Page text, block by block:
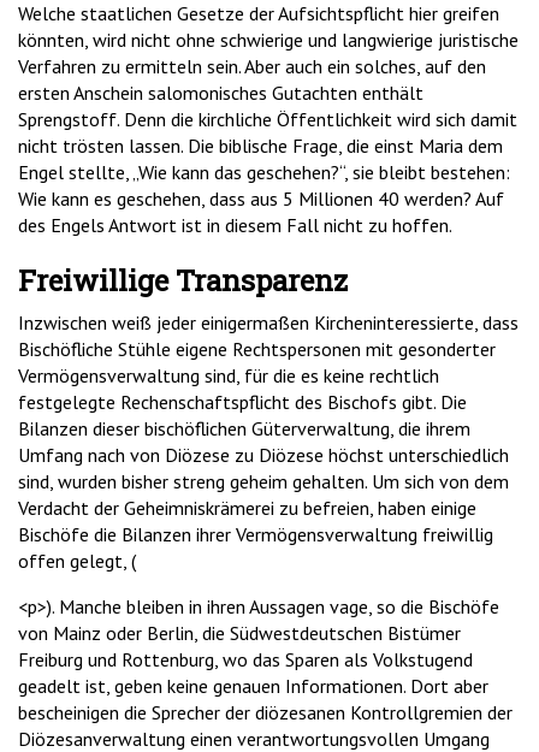
Welche staatlichen Gesetze der Aufsichtspflicht hier greifen
könnten, wird nicht ohne schwierige und langwierige juristische
Verfahren zu ermitteln sein. Aber auch ein solches, auf den
ersten Anschein salomonisches Gutachten enthält
Sprengstoff. Denn die kirchliche Öffentlichkeit wird sich damit
nicht trösten lassen. Die biblische Frage, die einst Maria dem
Engel stellte, „Wie kann das geschehen?“, sie bleibt bestehen:
Wie kann es geschehen, dass aus 5 Millionen 40 werden? Auf
des Engels Antwort ist in diesem Fall nicht zu hoffen.
Freiwillige Transparenz
Inzwischen weiß jeder einigermaßen Kircheninteressierte, dass
Bischöfliche Stühle eigene Rechtspersonen mit gesonderter
Vermögensverwaltung sind, für die es keine rechtlich
festgelegte Rechenschaftspflicht des Bischofs gibt. Die
Bilanzen dieser bischöflichen Güterverwaltung, die ihrem
Umfang nach von Diözese zu Diözese höchst unterschiedlich
sind, wurden bisher streng geheim gehalten. Um sich von dem
Verdacht der Geheimniskrämerei zu befreien, haben einige
Bischöfe die Bilanzen ihrer Vermögensverwaltung freiwillig
offen gelegt, (
<p>). Manche bleiben in ihren Aussagen vage, so die Bischöfe
von Mainz oder Berlin, die Südwestdeutschen Bistümer
Freiburg und Rottenburg, wo das Sparen als Volkstugend
geadelt ist, geben keine genauen Informationen. Dort aber
bescheinigen die Sprecher der diözesanen Kontrollgremien der
Diözesanverwaltung einen verantwortungsvollen Umgang